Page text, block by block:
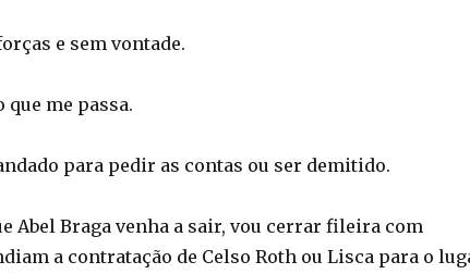
e sem vontade.
que me passa.
para pedir as contas ou ser demitido.
Abel Braga venha a sair, vou cerrar fileira com
a contratação de Celso Roth ou Lisca para o